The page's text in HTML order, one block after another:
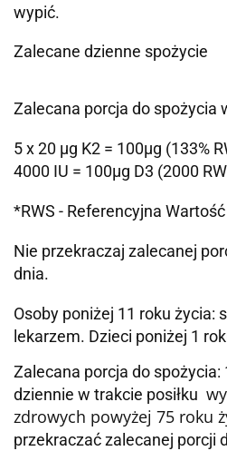
wypić.
Zalecane dzienne spożycie
Zalecana porcja do spożycia
5 x 20 µg K2 = 100µg (133%
4000 IU = 100µg D3 (2000
*RWS - Referencyjna
Nie przekraczaj zalecanej
dnia.
Osoby poniżej 11 roku życia:
lekarzem. Dzieci poniżej 1
Zalecana porcja do spożycia:
dziennie w trakcie posiłku
zdrowych powyżej 75 roku
przekraczać zalecanej porcji